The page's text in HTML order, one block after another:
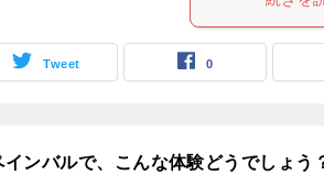
Tweet 0
ンバルで、こんな体験どうでしょう